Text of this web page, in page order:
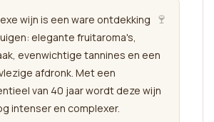
🍷
wijn is een ware ontdekking
elegante fruitaroma's,
evenwichtige tannines en een
afdronk. Met een
van 40 jaar wordt deze wijn
intenser en complexer.